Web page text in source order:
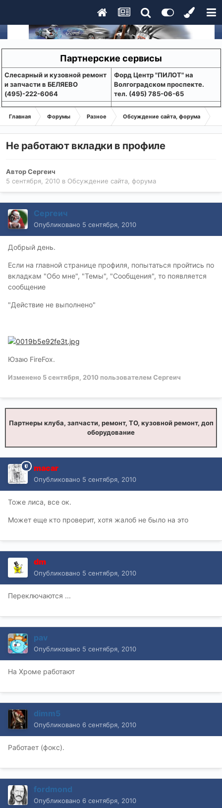
Партнерские сервисы
Слесарный и кузовной ремонт
и запчасти в БЕЛЯЕВО
(495)-222-6064
Форд Центр "ПИЛОТ" на
Волгоградском проспекте.
тел. (495) 785-06-65
Главная Форумы Разное Обсуждение сайта, форума
Не работают вкладки в профиле
АвторСергеич
5 сентября, 2010 в Обсуждение сайта, форума
Сергеич
Опубликовано 5 сентября, 2010
Добрый день.
Если на главной странице профиля, попытаться пройтись по
вкладкам "Обо мне", "Темы", "Сообщения", то появляется
сообщение
"Действие не выполнено"
Юзаю FireFox.
Изменено 5 сентября, 2010 пользователем Сергеич
Партнеры клуба, запчасти, ремонт, ТО, кузовной ремонт, доп
оборудование
macar
Опубликовано 5 сентября, 2010
Тоже лиса, все ок.
Может еще кто проверит, хотя жалоб не было на это
dm
Опубликовано 5 сентября, 2010
Переключаются ...
pav
Опубликовано 5 сентября, 2010
На Хроме работают
dimm5
Опубликовано 6 сентября, 2010
Работает (фокс).
fordmond
Опубликовано 6 сентября, 2010